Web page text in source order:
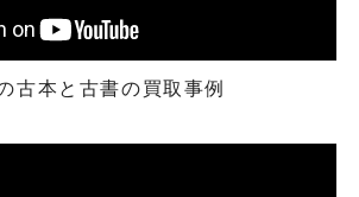
古本と古書の買取事例